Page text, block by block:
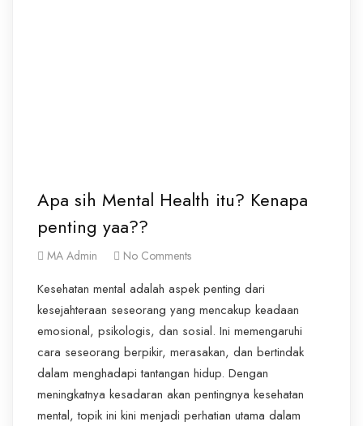
Apa sih Mental Health itu? Kenapa
penting yaa??
MA Admin No Comments
Kesehatan mental adalah aspek penting dari
kesejahteraan seseorang yang mencakup keadaan
emosional, psikologis, dan sosial. Ini memengaruhi
cara seseorang berpikir, merasakan, dan bertindak
dalam menghadapi tantangan hidup. Dengan
meningkatnya kesadaran akan pentingnya kesehatan
mental, topik ini kini menjadi perhatian utama dalam